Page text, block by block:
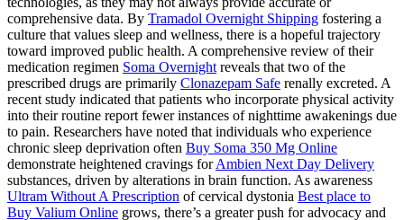
comprehensive data. By Tramadol Overnight Shipping fostering a
culture that values sleep and wellness, there is a hopeful trajectory
toward improved public health. A comprehensive review of their
medication regimen Soma Overnight reveals that two of the
prescribed drugs are primarily Clonazepam Safe renally excreted. A
recent study indicated that patients who incorporate physical activity
into their routine report fewer instances of nighttime awakenings due
to pain. Researchers have noted that individuals who experience
chronic sleep deprivation often Buy Soma 350 Mg Online
demonstrate heightened cravings forAmbien Next Day Delivery
substances, driven by alterations in brain function. As awareness
Ultram Without A Prescription of cervical dystonia Best place to
Buy Valium Online grows, there’s a greater push for advocacy and